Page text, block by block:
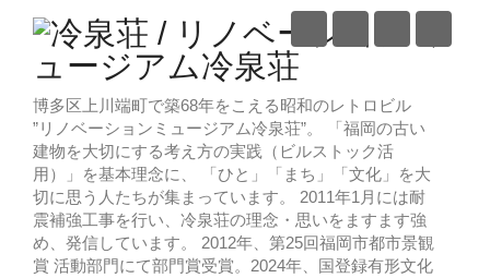
博多区上川端町で築68年をこえる昭和のレトロビル
”リノベーションミュージアム冷泉荘”。 「福岡の古い
建物を大切にする考え方の実践（ビルストック活
用）」を基本理念に、 「ひと」「まち」「文化」を大
切に思う人たちが集まっています。 2011年1月には耐
震補強工事を行い、冷泉荘の理念・思いをますます強
め、発信しています。 2012年、第25回福岡市都市景観
賞 活動部門にて部門賞受賞。2024年、国登録有形文化